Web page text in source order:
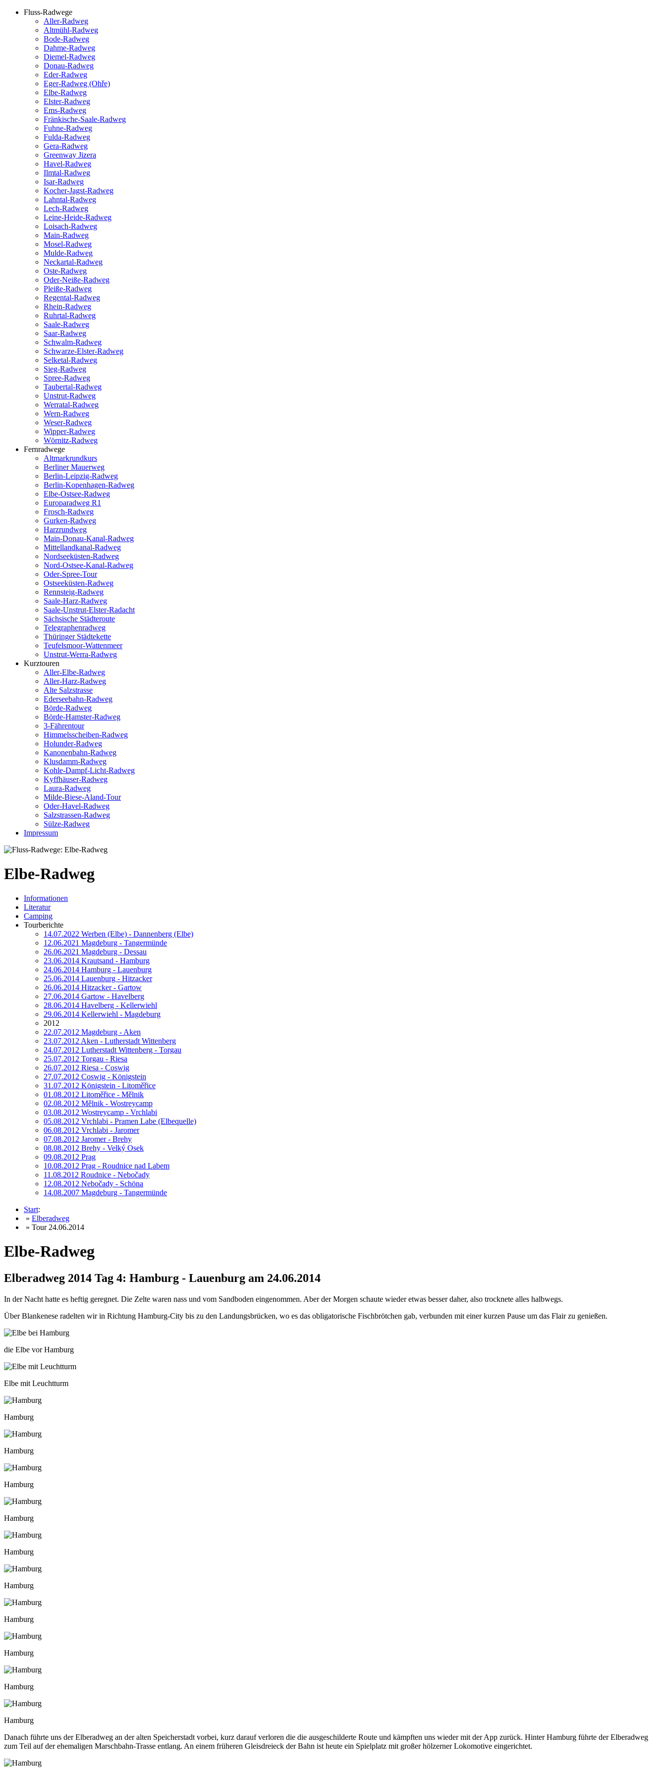
Fluss-Radwege
Aller-Radweg
Altmühl-Radweg
Bode-Radweg
Dahme-Radweg
Diemel-Radweg
Donau-Radweg
Eder-Radweg
Eger-Radweg (Ohře)
Elbe-Radweg
Elster-Radweg
Ems-Radweg
Fränkische-Saale-Radweg
Fuhne-Radweg
Fulda-Radweg
Gera-Radweg
Greenway Jizera
Havel-Radweg
Ilmtal-Radweg
Isar-Radweg
Kocher-Jagst-Radweg
Lahntal-Radweg
Lech-Radweg
Leine-Heide-Radweg
Loisach-Radweg
Main-Radweg
Mosel-Radweg
Mulde-Radweg
Neckartal-Radweg
Oste-Radweg
Oder-Neiße-Radweg
Pleiße-Radweg
Regental-Radweg
Rhein-Radweg
Ruhrtal-Radweg
Saale-Radweg
Saar-Radweg
Schwalm-Radweg
Schwarze-Elster-Radweg
Selketal-Radweg
Sieg-Radweg
Spree-Radweg
Taubertal-Radweg
Unstrut-Radweg
Werratal-Radweg
Wern-Radweg
Weser-Radweg
Wipper-Radweg
Wörnitz-Radweg
Fernradwege
Altmarkrundkurs
Berliner Mauerweg
Berlin-Leipzig-Radweg
Berlin-Kopenhagen-Radweg
Elbe-Ostsee-Radweg
Europaradweg R1
Frosch-Radweg
Gurken-Radweg
Harzrundweg
Main-Donau-Kanal-Radweg
Mittellandkanal-Radweg
Nordseeküsten-Radweg
Nord-Ostsee-Kanal-Radweg
Oder-Spree-Tour
Ostseeküsten-Radweg
Rennsteig-Radweg
Saale-Harz-Radweg
Saale-Unstrut-Elster-Radacht
Sächsische Städteroute
Telegraphenradweg
Thüringer Städtekette
Teufelsmoor-Wattenmeer
Unstrut-Werra-Radweg
Kurztouren
Aller-Elbe-Radweg
Aller-Harz-Radweg
Alte Salzstrasse
Ederseebahn-Radweg
Börde-Radweg
Börde-Hamster-Radweg
3-Fährentour
Himmelsscheiben-Radweg
Holunder-Radweg
Kanonenbahn-Radweg
Klusdamm-Radweg
Kohle-Dampf-Licht-Radweg
Kyffhäuser-Radweg
Laura-Radweg
Milde-Biese-Aland-Tour
Oder-Havel-Radweg
Salzstrassen-Radweg
Sülze-Radweg
Impressum
Elbe-Radweg
Informationen
Literatur
Camping
Tourberichte
14.07.2022 Werben (Elbe) - Dannenberg (Elbe)
12.06.2021 Magdeburg - Tangermünde
26.06.2021 Magdeburg - Dessau
23.06.2014 Krautsand - Hamburg
24.06.2014 Hamburg - Lauenburg
25.06.2014 Lauenburg - Hitzacker
26.06.2014 Hitzacker - Gartow
27.06.2014 Gartow - Havelberg
28.06.2014 Havelberg - Kellerwiehl
29.06.2014 Kellerwiehl - Magdeburg
2012
22.07.2012 Magdeburg - Aken
23.07.2012 Aken - Lutherstadt Wittenberg
24.07.2012 Lutherstadt Wittenberg - Torgau
25.07.2012 Torgau - Riesa
26.07.2012 Riesa - Coswig
27.07.2012 Coswig - Königstein
31.07.2012 Königstein - Litoměřice
01.08.2012 Litoměřice - Mělnik
02.08.2012 Mělnik - Wostreycamp
03.08.2012 Wostreycamp - Vrchlabi
05.08.2012 Vrchlabi - Pramen Labe (Elbequelle)
06.08.2012 Vrchlabi - Jaromer
07.08.2012 Jaromer - Brehy
08.08.2012 Brehy - Velký Osek
09.08.2012 Prag
10.08.2012 Prag - Roudnice nad Labem
11.08.2012 Roudnice - Nebočady
12.08.2012 Nebočady - Schöna
14.08.2007 Magdeburg - Tangermünde
Start:
» Elberadweg
» Tour 24.06.2014
Elbe-Radweg
Elberadweg 2014 Tag 4: Hamburg - Lauenburg am 24.06.2014
In der Nacht hatte es heftig geregnet. Die Zelte waren nass und vom Sandboden eingenommen. Aber der Morgen schaute wieder etwas besser daher, also trocknete alles halbwegs.
Über Blankenese radelten wir in Richtung Hamburg-City bis zu den Landungsbrücken, wo es das obligatorische Fischbrötchen gab, verbunden mit einer kurzen Pause um das Flair zu genießen.
die Elbe vor Hamburg
Elbe mit Leuchtturm
Hamburg
Hamburg
Hamburg
Hamburg
Hamburg
Hamburg
Hamburg
Hamburg
Hamburg
Hamburg
Danach führte uns der Elberadweg an der alten Speicherstadt vorbei, kurz darauf verloren die die ausgeschilderte Route und kämpften uns wieder mit der App zurück. Hinter Hamburg führte der Elberadweg
zum Teil auf der ehemaligen Marschbahn-Trasse entlang. An einem früheren Gleisdreieck der Bahn ist heute ein Spielplatz mit großer hölzerner Lokomotive eingerichtet.